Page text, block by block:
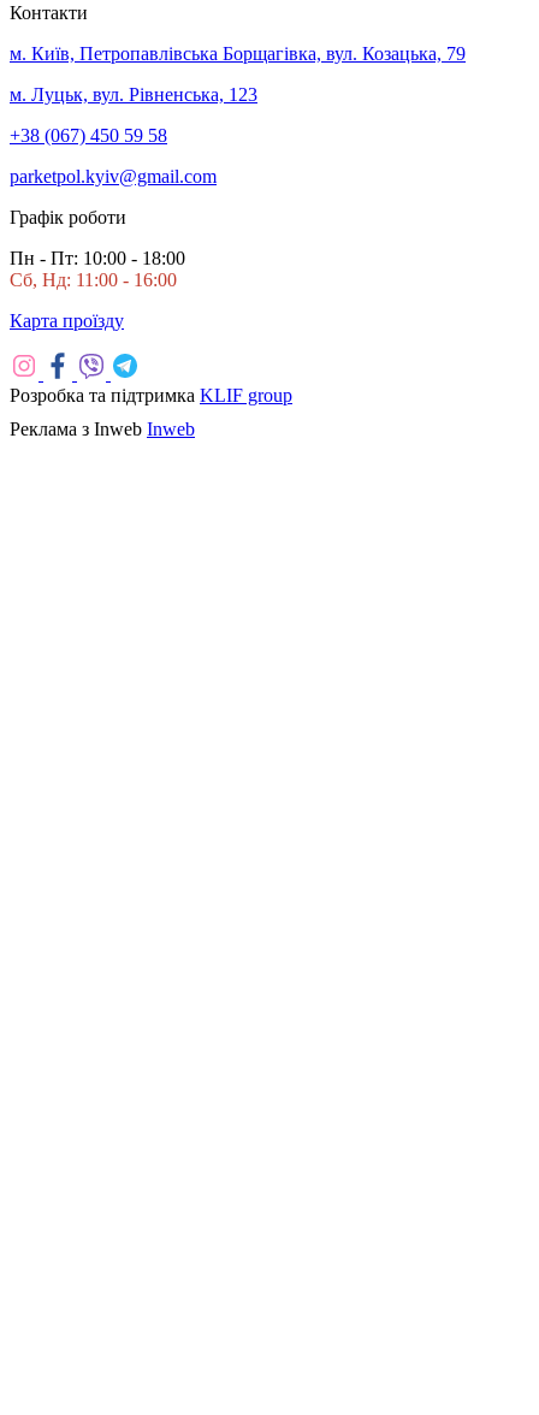
Контакти
м. Київ, Петропавлівська Борщагівка, вул. Козацька, 79
м. Луцьк, вул. Рівненська, 123
+38 (067) 450 59 58
parketpol.kyiv@gmail.com
Графік роботи
Пн - Пт: 10:00 - 18:00
Сб, Нд: 11:00 - 16:00
Карта проїзду
Розробка та підтримка KLIF group
Реклама з Inweb Inweb